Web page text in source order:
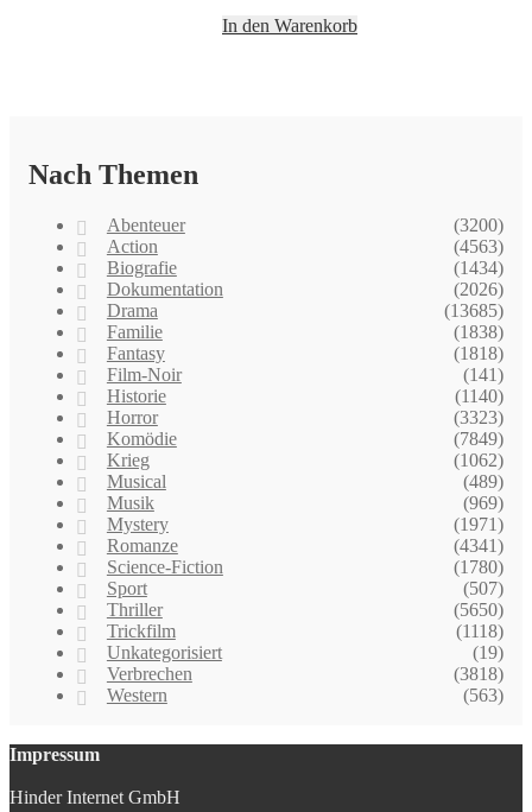
In den Warenkorb
Nach Themen
Abenteuer
(3200)
Action
(4563)
Biografie
(1434)
Dokumentation
(2026)
Drama
(13685)
Familie
(1838)
Fantasy
(1818)
Film-Noir
(141)
Historie
(1140)
Horror
(3323)
Komödie
(7849)
Krieg
(1062)
Musical
(489)
Musik
(969)
Mystery
(1971)
Romanze
(4341)
Science-Fiction
(1780)
Sport
(507)
Thriller
(5650)
Trickfilm
(1118)
Unkategorisiert
(19)
Verbrechen
(3818)
Western
(563)
Impressum
Hinder Internet GmbH